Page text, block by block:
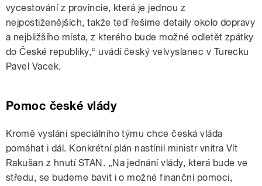
vycestování z provincie, která je jednou z
nejpostiženějších, takže teď řešíme detaily okolo dopravy
a nejbližšího místa, z kterého bude možné odletět zpátky
do České republiky,“ uvádíčeský velvyslanec v Turecku
Pavel Vacek.
Pomoc české vlády
Kromě vyslání speciálního týmu chce česká vláda
pomáhat i dál. Konkrétní plán nastínil ministr vnitra Vít
Rakušan z hnutí STAN. „Na jednání vlády, která bude ve
středu, se budeme bavit i o možné finanční pomoci,